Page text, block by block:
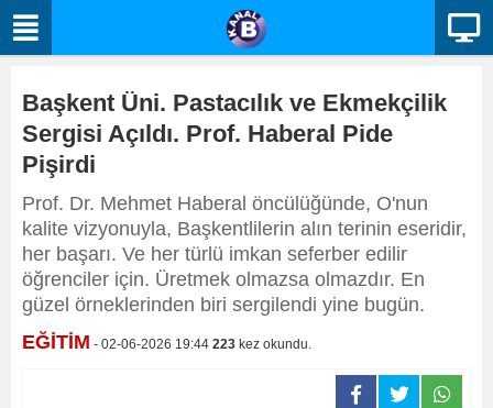
Başkent Üni. Pastacılık ve Ekmekçilik
Sergisi Açıldı. Prof. Haberal Pide
Pişirdi
Prof. Dr. Mehmet Haberal öncülüğünde, O'nun
kalite vizyonuyla, Başkentlilerin alın terinin eseridir,
her başarı. Ve her türlü imkan seferber edilir
öğrenciler için. Üretmek olmazsa olmazdır. En
güzel örneklerinden biri sergilendi yine bugün.
EĞİTİM - 02-06-2026 19:44 223 kez okundu.